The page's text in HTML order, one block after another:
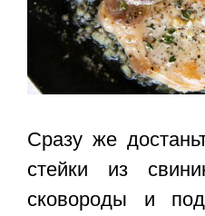
Сразу же
стейки из
сковороды и